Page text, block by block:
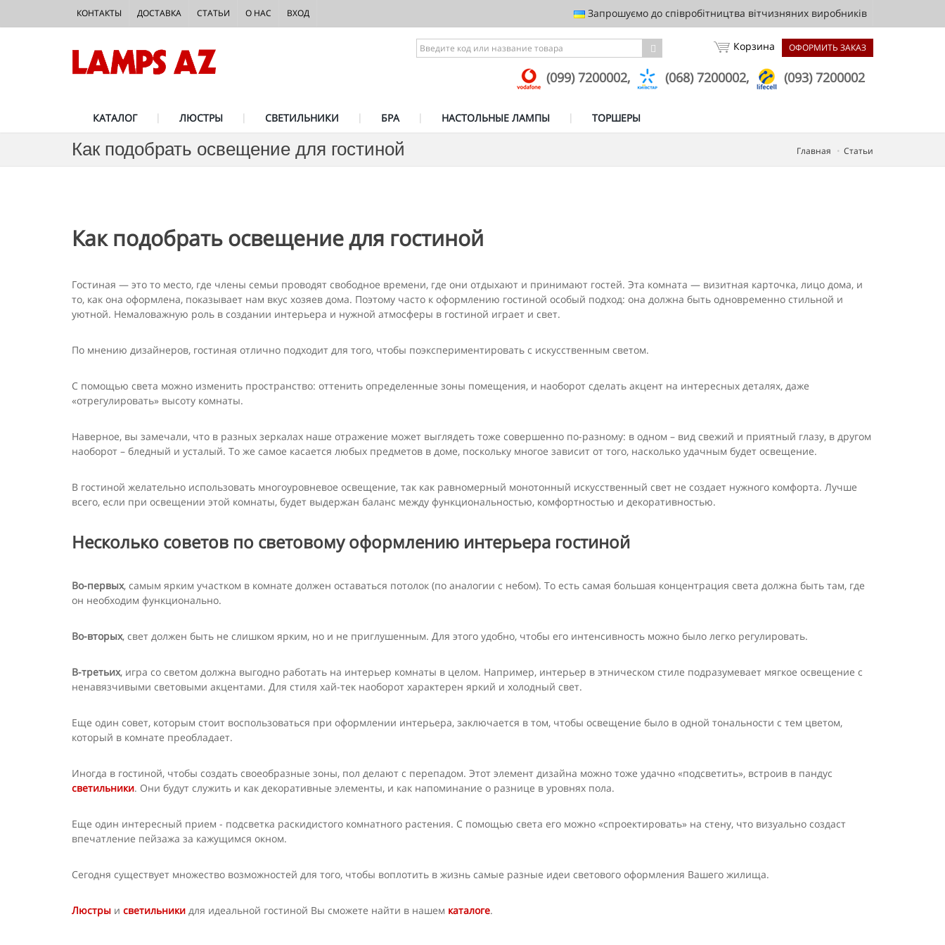
Запрошуємо до співробітництва вітчизняних виробників
КОНТАКТЫ ДОСТАВКА СТАТЬИ О НАС ВХОД
ОФОРМИТЬ ЗАКАЗ
Корзина
(099) 7200002, (068) 7200002, (093) 7200002
КАТАЛОГ ЛЮСТРЫ СВЕТИЛЬНИКИ БРА НАСТОЛЬНЫЕ ЛАМПЫ ТОРШЕРЫ
Как подобрать освещение для гостиной Главная Статьи
Как подобрать освещение для гостиной
Гостиная — это то место, где члены семьи проводят свободное времени, где они отдыхают и принимают гостей. Эта комната — визитная карточка, лицо дома, и
то, как она оформлена, показывает нам вкус хозяев дома. Поэтому часто к оформлению гостиной особый подход: она должна быть одновременно стильной и
уютной. Немаловажную роль в создании интерьера и нужной атмосферы в гостиной играет и свет.
По мнению дизайнеров, гостиная отлично подходит для того, чтобы поэкспериментировать с искусственным светом.
С помощью света можно изменить пространство: оттенить определенные зоны помещения, и наоборот сделать акцент на интересных деталях, даже
«отрегулировать» высоту комнаты.
Наверное, вы замечали, что в разных зеркалах наше отражение может выглядеть тоже совершенно по-разному: в одном – вид свежий и приятный глазу, в другом
наоборот – бледный и усталый. То же самое касается любых предметов в доме, поскольку многое зависит от того, насколько удачным будет освещение.
В гостиной желательно использовать многоуровневое освещение, так как равномерный монотонный искусственный свет не создает нужного комфорта. Лучше
всего, если при освещении этой комнаты, будет выдержан баланс между функциональностью, комфортностью и декоративностью.
Несколько советов по световому оформлению интерьера гостиной
Во-первых, самым ярким участком в комнате должен оставаться потолок (по аналогии с небом). То есть самая большая концентрация света должна быть там, где
он необходим функционально.
Во-вторых, свет должен быть не слишком ярким, но и не приглушенным. Для этого удобно, чтобы его интенсивность можно было легко регулировать.
В-третьих, игра со светом должна выгодно работать на интерьер комнаты в целом. Например, интерьер в этническом стиле подразумевает мягкое освещение с
ненавязчивыми световыми акцентами. Для стиля хай-тек наоборот характерен яркий и холодный свет.
Еще один совет, которым стоит воспользоваться при оформлении интерьера, заключается в том, чтобы освещение было в одной тональности с тем цветом,
который в комнате преобладает.
Иногда в гостиной, чтобы создать своеобразные зоны, пол делают с перепадом. Этот элемент дизайна можно тоже удачно «подсветить», встроив в пандус
светильники. Они будут служить и как декоративные элементы, и как напоминание о разнице в уровнях пола.
Еще один интересный прием - подсветка раскидистого комнатного растения. С помощью света его можно «спроектировать» на стену, что визуально создаст
впечатление пейзажа за кажущимся окном.
Сегодня существует множество возможностей для того, чтобы воплотить в жизнь самые разные идеи светового оформления Вашего жилища.
Люстры и светильники для идеальной гостиной Вы сможете найти в нашем каталоге.